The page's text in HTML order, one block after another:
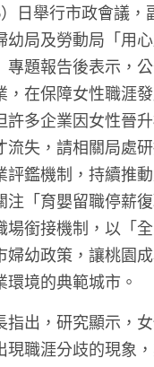
日舉行市政會議，
幼局及勞動局「用
專題報告後表示，
，在保障女性職涯
許多企業因女性晉升
流失，請相關局處
評鑑機制，持續推
注「育嬰留職停薪
場銜接機制，以「全
婦幼政策，讓桃園
環境的典範城市。
指出，研究顯示，
現職涯分歧的現象